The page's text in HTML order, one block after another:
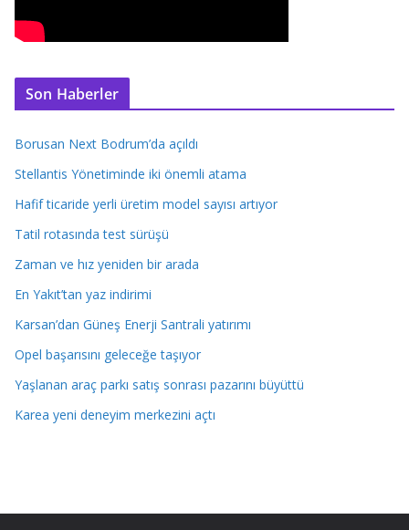
Son Haberler
Borusan Next Bodrum’da açıldı
Stellantis Yönetiminde iki önemli atama
Hafif ticaride yerli üretim model sayısı artıyor
Tatil rotasında test sürüşü
Zaman ve hız yeniden bir arada
En Yakıt’tan yaz indirimi
Karsan’dan Güneş Enerji Santrali yatırımı
Opel başarısını geleceğe taşıyor
Yaşlanan araç parkı satış sonrası pazarını büyüttü
Karea yeni deneyim merkezini açtı